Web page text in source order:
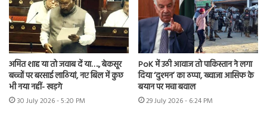
अमित शाह या तो जवाब दें या…., बेकसूर
बच्चों पर बरसाई लाठियां, नए बिल में कुछ
भी नया नहीं- खड़गे
30 July 2026 - 5:20 PM
PoK में उठी आवाज तो पाकिस्तान ने लगा
दिया ‘दुश्मन’ का ठप्पा, ख्वाजा आसिफ के
बयान पर मचा बवाल
29 July 2026 - 6:24 PM